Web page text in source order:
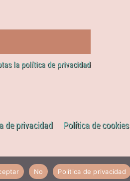
la política de privacidad
de privacidad Política de cookies
No Política de privacidad